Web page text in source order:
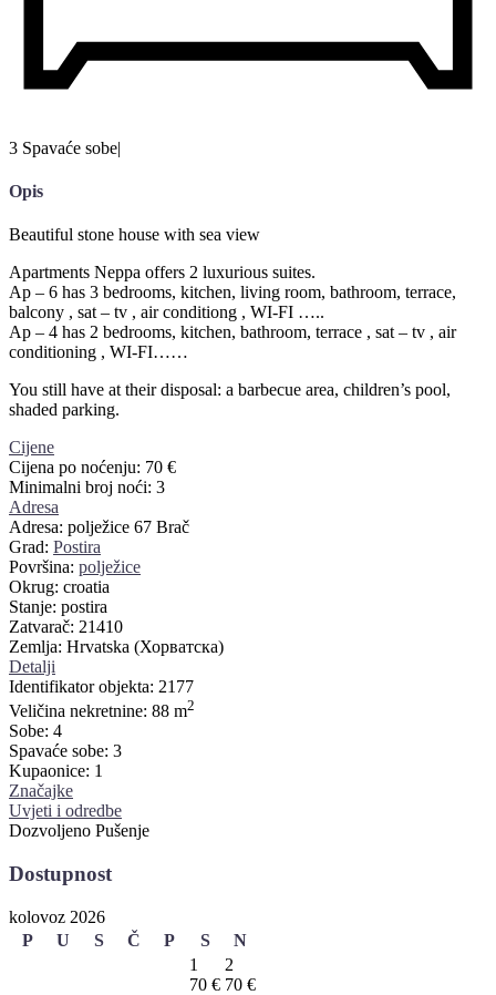
3 Spavaće sobe|
Opis
Beautiful stone house with sea view
Apartments Neppa offers 2 luxurious suites.
Ap – 6 has 3 bedrooms, kitchen, living room, bathroom, terrace,
balcony , sat – tv , air conditiong , WI-FI …..
Ap – 4 has 2 bedrooms, kitchen, bathroom, terrace , sat – tv , air
conditioning , WI-FI……
You still have at their disposal: a barbecue area, children’s pool,
shaded parking.
Cijene
Cijena po noćenju: 70 €
Minimalni broj noći: 3
Adresa
Adresa: polježice 67 Brač
Grad: Postira
Površina: polježice
Okrug: croatia
Stanje: postira
Zatvarač: 21410
Zemlja: Hrvatska (Хорватска)
Detalji
Identifikator objekta: 2177
Veličina nekretnine: 88 m2
Sobe: 4
Spavaće sobe: 3
Kupaonice: 1
Značajke
Uvjeti i odredbe
Dozvoljeno Pušenje
Dostupnost
kolovoz 2026
P
U S Č P S
N
1
70 €
2
70 €